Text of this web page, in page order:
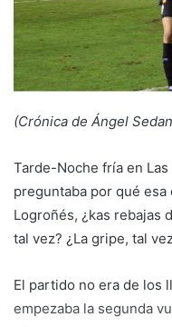
a
l
(Crónica de Ángel
Tarde-Noche fría en
preguntaba por qué esa
Logroñés, ¿kas rebajas
tal vez? ¿La gripe, tal
El partido no era de los
empezaba la segunda